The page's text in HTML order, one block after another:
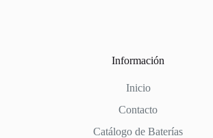
Información
Inicio
Contacto
Catálogo de Baterías